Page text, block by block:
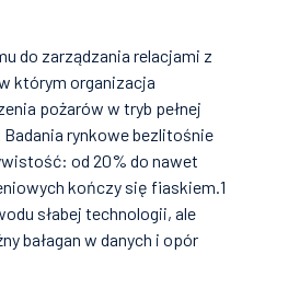
do zarządzania relacjami z
którym organizacja
pożarów w tryb pełnej
rynkowe bezlitośnie
od 20% do nawet
kończy się fiaskiem.1
słabej technologii, ale
bałagan w danych i opór